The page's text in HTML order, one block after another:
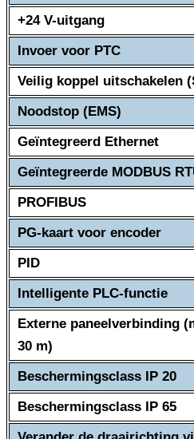
+24 V-uitgang
Invoer voor PTC
Veilig koppel uitschakelen
Noodstop (EMS)
Geïntegreerd Ethernet
Geïntegreerde MODBUS
PROFIBUS
PG-kaart voor encoder
PID
Intelligente PLC-functie
Externe paneelverbinding
30 m)
Beschermingsclass IP 20
Beschermingsclass IP 65